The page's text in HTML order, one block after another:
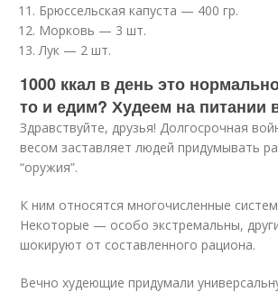
Брюссельская капуста — 400 гр.
Морковь — 3 шт.
Лук — 2 шт.
1000 ккал в день это
то и едим? Худеем на питании
Здравствуйте, друзья! Долгосрочная
весом заставляет людей придумывать
“оружия”.
К ним относятся многочисленные
Некоторые — особо экстремальны,
шокируют от составленного рациона.
Вечно худеющие придумали